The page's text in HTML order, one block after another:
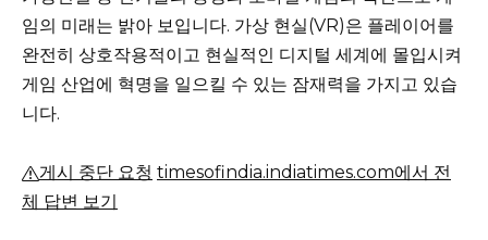
임의 미래는 밝아 보입니다. 가상 현실(VR)은 플레이어를
완전히 상호작용적이고 현실적인 디지털 세계에 몰입시켜
게임 산업에 혁명을 일으킬 수 있는 잠재력을 가지고 있습
니다.
게시 중단 요청 timesofindia.indiatimes.com에서 전
체 답변 보기